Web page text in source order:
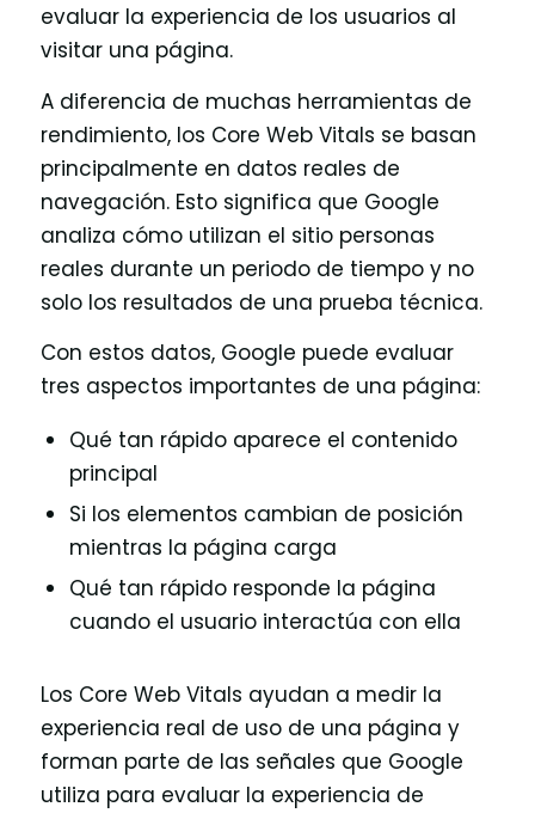
evaluar la experiencia de los usuarios al
visitar una página.
A diferencia de muchas herramientas de
rendimiento, los Core Web Vitals se basan
principalmente en datos reales de
navegación. Esto significa que Google
analiza cómo utilizan el sitio personas
reales durante un periodo de tiempo y no
solo los resultados de una prueba técnica.
Con estos datos, Google puede evaluar
tres aspectos importantes de una página:
Qué tan rápido aparece el contenido
principal
Si los elementos cambian de posición
mientras la página carga
Qué tan rápido responde la página
cuando el usuario interactúa con ella
Los Core Web Vitals ayudan a medir la
experiencia real de uso de una página y
forman parte de las señales que Google
utiliza para evaluar la experiencia de